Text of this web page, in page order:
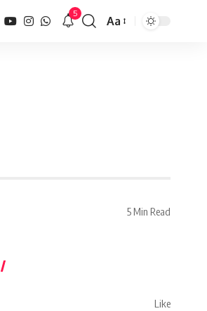
5
Aa
5 Min Read
Like